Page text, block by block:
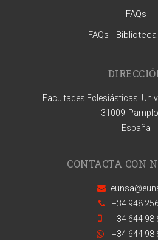
FAQs
FAQs - Biblioteca
Facultades Eclesiásticas.
31009
España
CONTACTA CON
+34 948
+34 644 98
+34 644 98